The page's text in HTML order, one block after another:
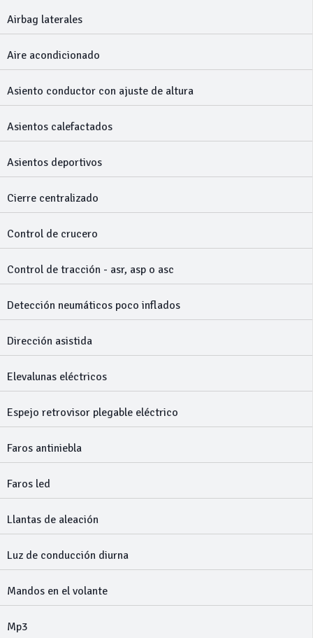
Airbag laterales
Aire acondicionado
Asiento conductor con ajuste de altura
Asientos calefactados
Asientos deportivos
Cierre centralizado
Control de crucero
Control de tracción - asr, asp o asc
Detección neumáticos poco inflados
Dirección asistida
Elevalunas eléctricos
Espejo retrovisor plegable eléctrico
Faros antiniebla
Faros led
Llantas de aleación
Luz de conducción diurna
Mandos en el volante
Mp3